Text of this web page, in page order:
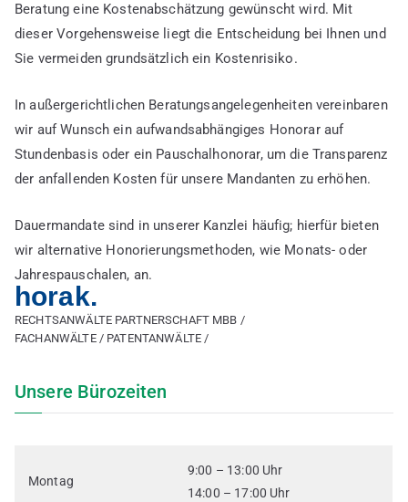
Beratung eine Kostenabschätzung gewünscht wird. Mit
dieser Vorgehensweise liegt die Entscheidung bei Ihnen und
Sie vermeiden grundsätzlich ein Kostenrisiko.
In außergerichtlichen Beratungsangelegenheiten vereinbaren
wir auf Wunsch ein aufwandsabhängiges Honorar auf
Stundenbasis oder ein Pauschalhonorar, um die Transparenz
der anfallenden Kosten für unsere Mandanten zu erhöhen.
Dauermandate sind in unserer Kanzlei häufig; hierfür bieten
wir alternative Honorierungsmethoden, wie Monats- oder
Jahrespauschalen, an.
horak.
RECHTSANWÄLTE PARTNERSCHAFT MBB /
FACHANWÄLTE / PATENTANWÄLTE /
Unsere Bürozeiten
Montag
9:00 – 13:00 Uhr
14:00 – 17:00 Uhr